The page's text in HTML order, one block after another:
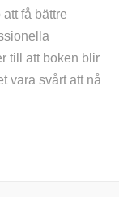
få bättre
till att boken blir
vara svårt att nå